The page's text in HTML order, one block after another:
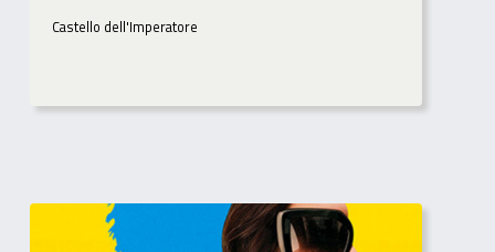
Castello dell'Imperatore